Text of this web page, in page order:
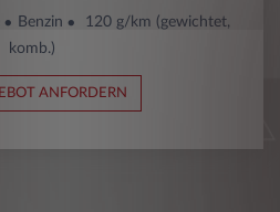
Benzin
120 g/km (gewichtet,
komb.)
ANFORDERN